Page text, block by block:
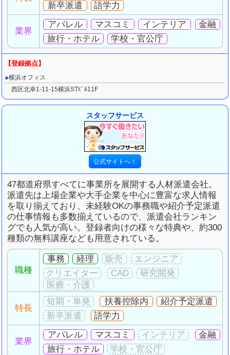
新卒派遣 語学力
業界
アパレル マスコミ インテリア
金融
旅行・ホテル
学校・官公庁
横浜オフィス
西区北幸1-11-15横浜STﾋﾞﾙ11F
スタッフサービス
47都道府県すべてに事業所を展開する人材派遣会社。
派遣先は上場企業や大手企業を中心に豊富な求人情報
を取り揃えており、未経験OKの事務職や紹介予定派遣
の仕事情報も多数揃えているので、派遣会社ランキン
グでも人気が高い。登録者向けの様々な特典や、約300
種類の無料講座なども用意されている。
職種
事務 経理
特長
扶養控除内
紹介予定派遣
語学力
業界
アパレル マスコミ
金融
旅行・ホテル